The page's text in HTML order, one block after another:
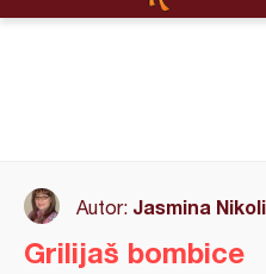
Autor: Jasmina
Grilijaš bombice